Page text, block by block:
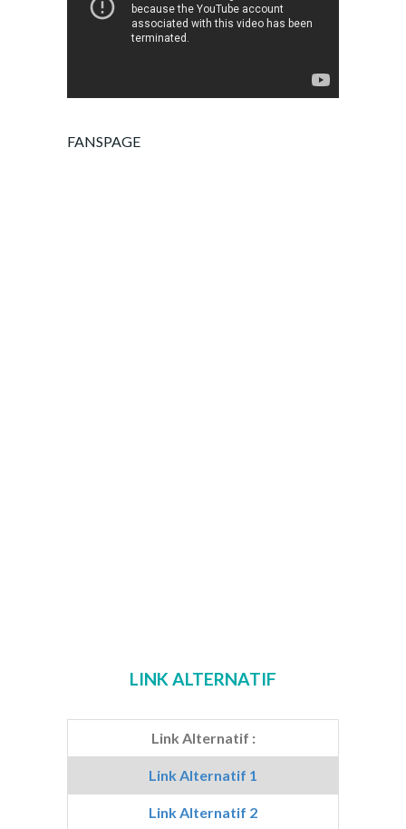
FANSPAGE
LINK ALTERNATIF
Link Alternatif :
Link Alternatif 1
Link Alternatif 2